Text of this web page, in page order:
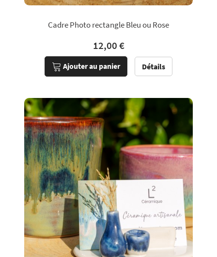
Cadre Photo rectangle Bleu ou Rose
12,00 €
Ajouter au panier Détails